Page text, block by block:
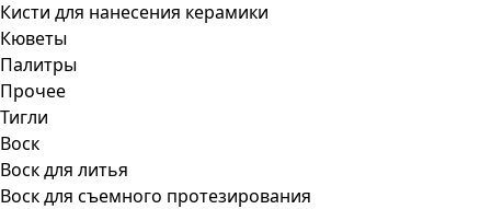
Кисти для нанесения керамики
Кюветы
Палитры
Прочее
Тигли
Воск
Воск для литья
Воск для съемного протезирования